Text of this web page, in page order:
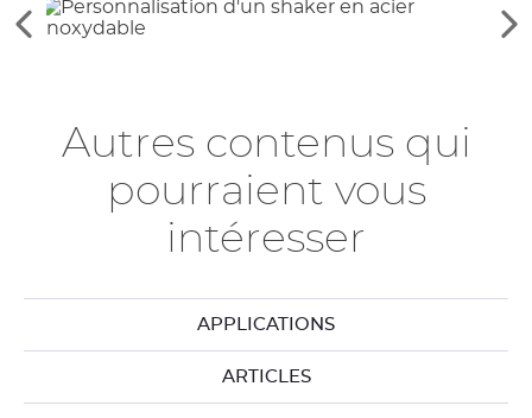
Voir
Autres contenus qui
pourraient vous
intéresser
APPLICATIONS
ARTICLES